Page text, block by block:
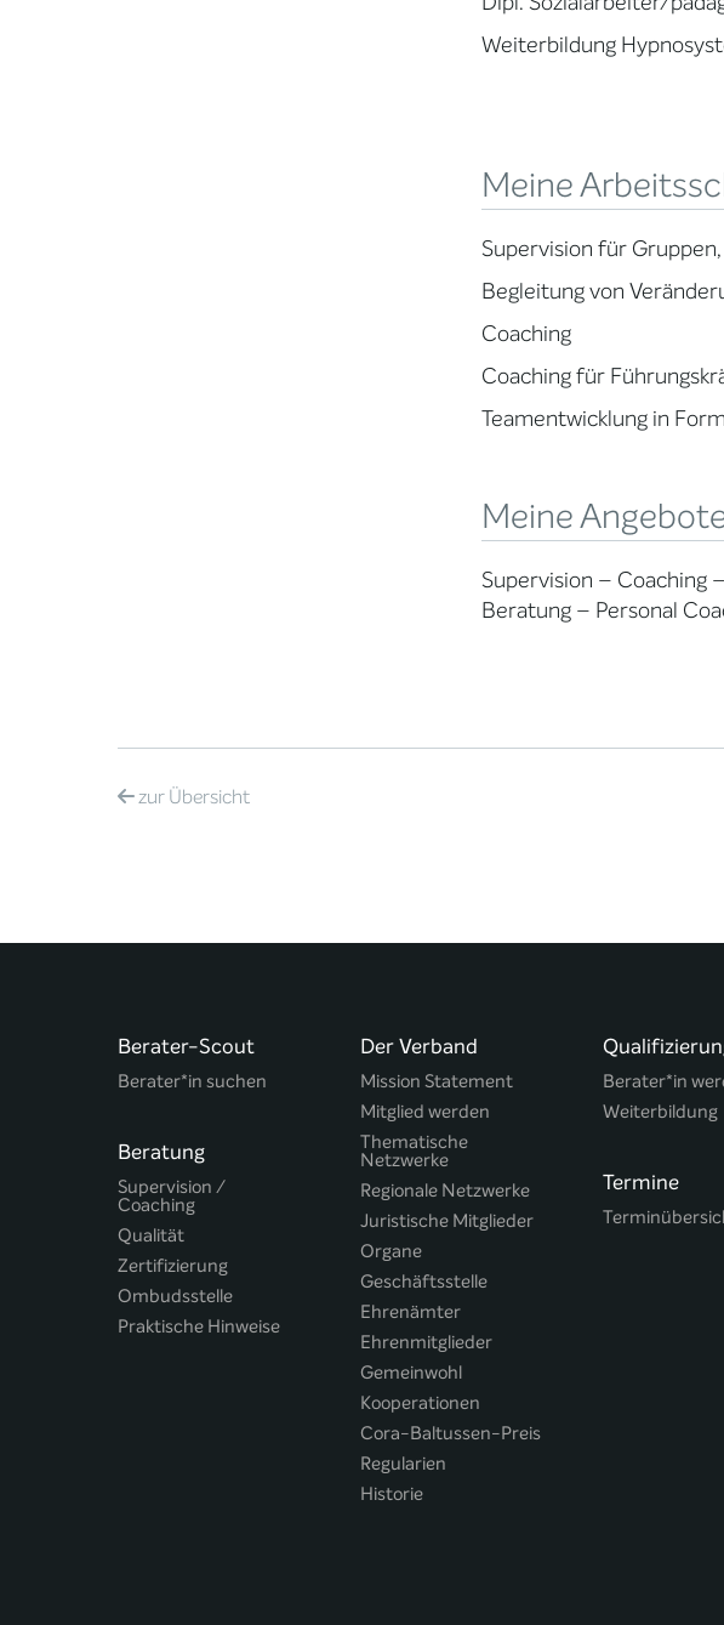
Weiterbildung
Meine
Supervision für
Begleitung von
Coaching
Coaching für
Teamentwicklung in
Meine
Supervision – Coaching
Beratung – Personal
zurÜbersicht
Berater-Scout
Berater*in suchen
Beratung
Supervision /
Coaching
Qualität
Zertifizierung
Ombudsstelle
Praktische Hinweise
Der Verband
Mission Statement
Mitglied werden
Thematische
Netzwerke
Regionale Netzwerke
Juristische Mitglieder
Organe
Geschäftsstelle
Ehrenämter
Ehrenmitglieder
Gemeinwohl
Kooperationen
Cora-Baltussen-Preis
Regularien
Historie
Berater*in
Weiterbildung
Termine